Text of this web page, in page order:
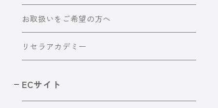
お取扱いをご希望の方へ
リセラアカデミー
ECサイト